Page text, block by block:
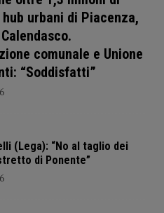
urbani di Piacenza,
comunale e Unione
“Soddisfatti”
(Lega): “No al taglio dei
di Ponente”